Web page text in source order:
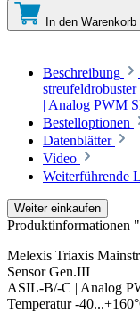
In den Warenkorb
Beschreibung
| Analog PWM
Bestelloptionen
Datenblätter
Video
Weiterführende
Weiter einkaufen
Produktinformationen
Melexis Triaxis
Sensor Gen.III
ASIL-B/-C | Analog
Temperatur -